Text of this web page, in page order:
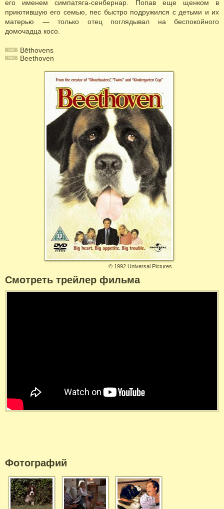
его именем симпатяга-сенбернар. Попав еще щенком в
приютившую его семью, пес быстро подружился с детьми и их
матерью — только отец поглядывал на беспокойного
домочадца косо.
Bēthovens
Beethoven
© 1992 Universal Pictures
Смотреть трейлер фильма
Фотографий